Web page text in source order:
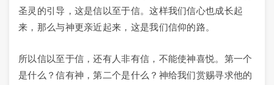
圣灵的引导，这是信以至于信。这样我们信心也成长起
来，那么与神更亲近起来，这是我们信仰的路。
所以信以至于信，还有人非有信，不能使神喜悦。第一个
是什么？信有神，第二个是什么？神给我们赏赐寻求他的